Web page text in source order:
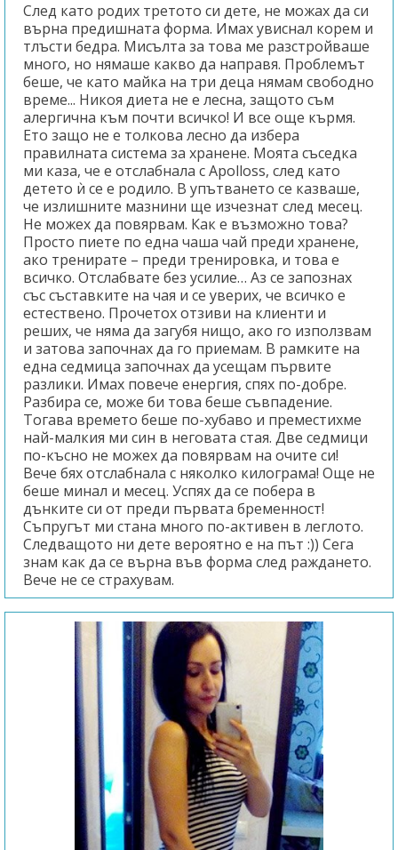
След като родих третото си дете, не можах да си
върна предишната форма. Имах увиснал корем и
тлъсти бедра. Мисълта за това ме разстройваше
много, но нямаше какво да направя. Проблемът
беше, че като майка на три деца нямам свободно
време... Никоя диета не е лесна, защото съм
алергична към почти всичко! И все още кърмя.
Ето защо не е толкова лесно да избера
правилната система за хранене. Моята съседка
ми каза, че е отслабнала с Apolloss, след като
детето ѝ се е родило. В упътването се казваше,
че излишните мазнини ще изчезнат след месец.
Не можех да повярвам. Как е възможно това?
Просто пиете по една чаша чай преди хранене,
ако тренирате – преди тренировка, и това е
всичко. Отслабвате без усилие… Аз се запознах
със съставките на чая и се уверих, че всичко е
естествено. Прочетох отзиви на клиенти и
реших, че няма да загубя нищо, ако го използвам
и затова започнах да го приемам. В рамките на
една седмица започнах да усещам първите
разлики. Имах повече енергия, спях по-добре.
Разбира се, може би това беше съвпадение.
Тогава времето беше по-хубаво и преместихме
най-малкия ми син в неговата стая. Две седмици
по-късно не можех да повярвам на очите си!
Вече бях отслабнала с няколко килограма! Още не
беше минал и месец. Успях да се побера в
дънките си от преди първата бременност!
Съпругът ми стана много по-активен в леглото.
Следващото ни дете вероятно е на път :)) Сега
знам как да се върна във форма след раждането.
Вече не се страхувам.